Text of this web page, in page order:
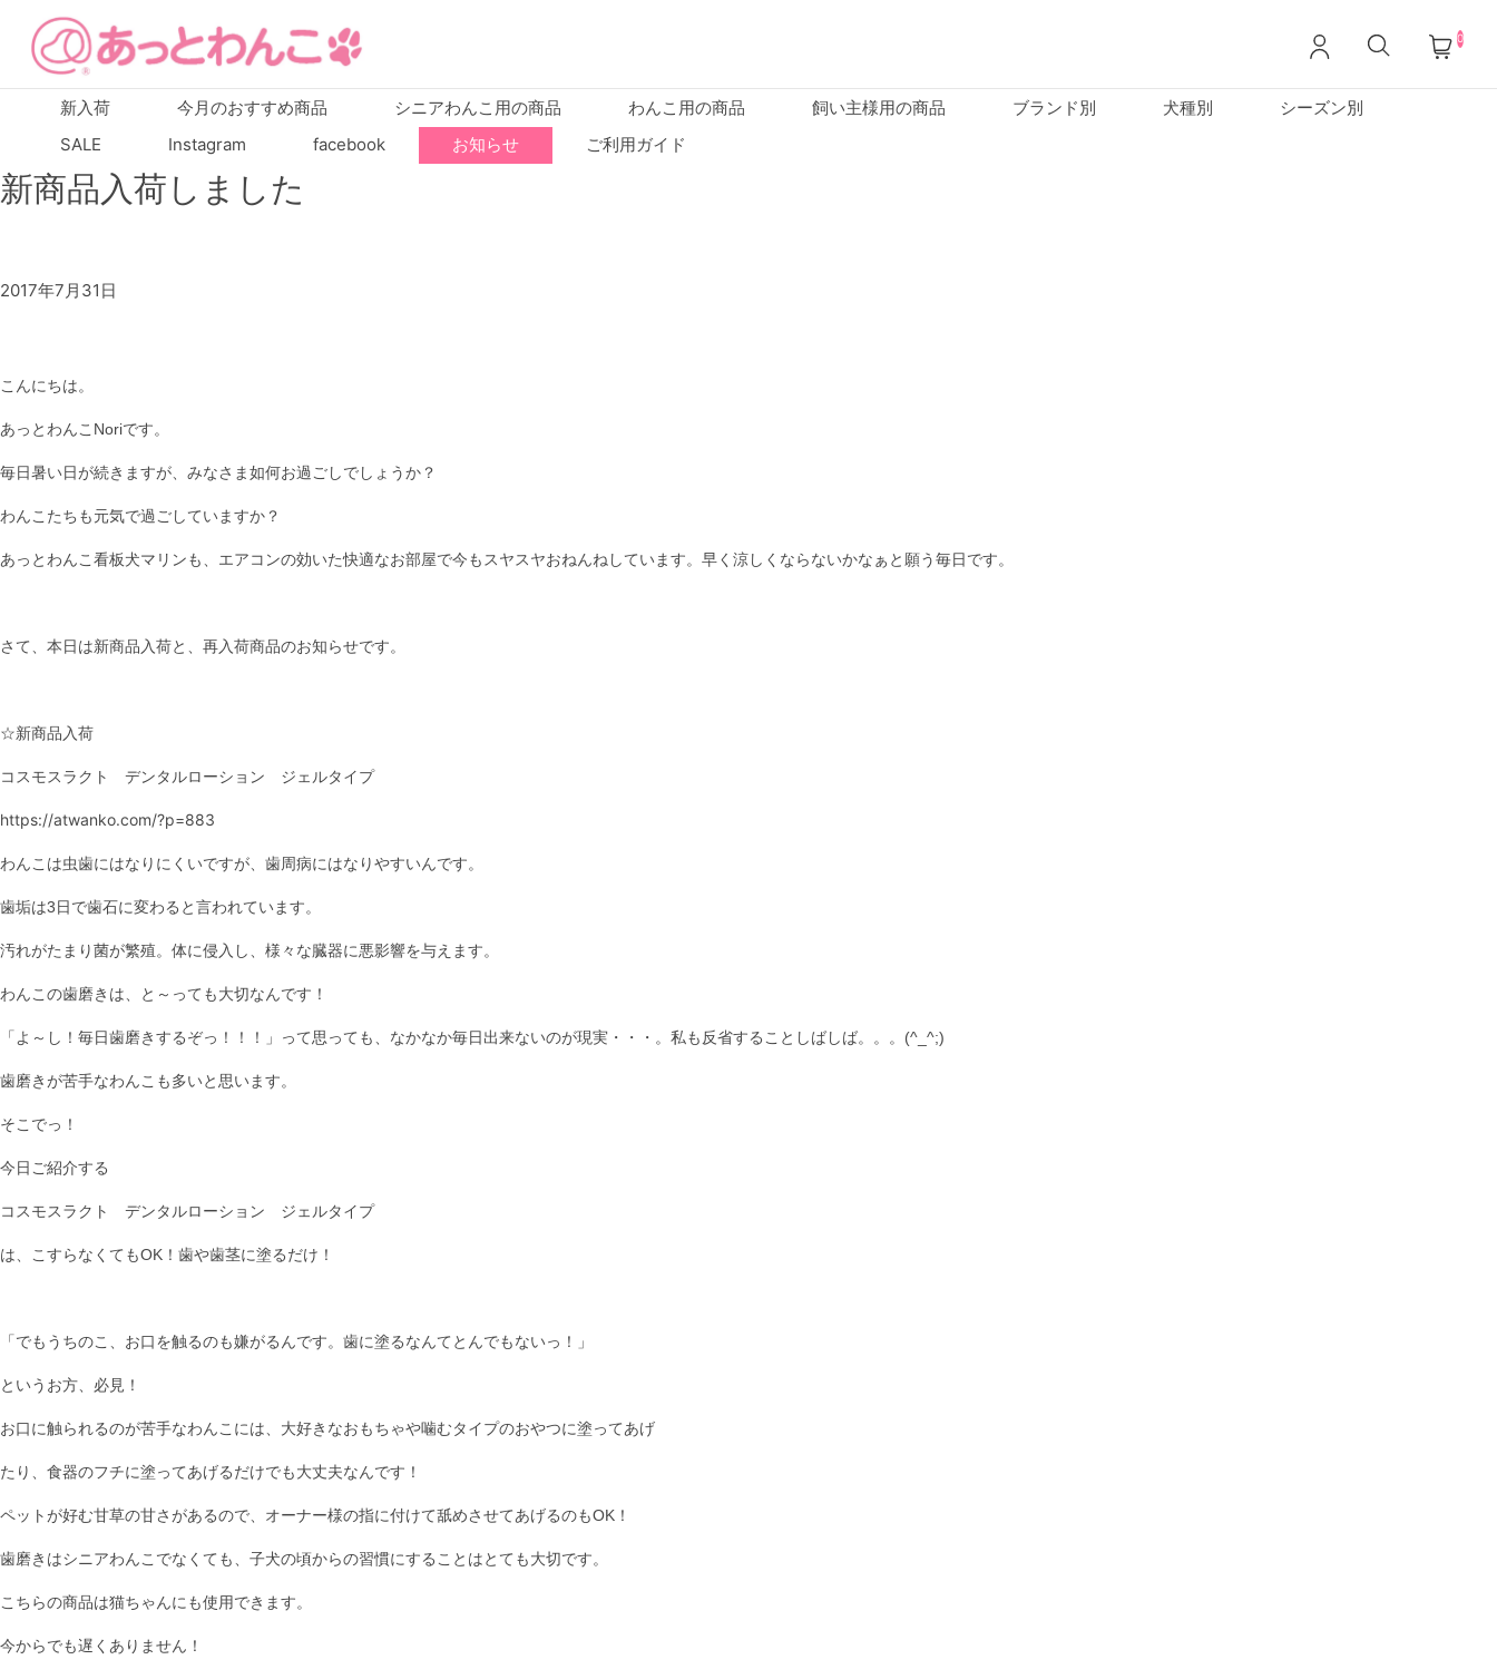
0
新入荷 今月のおすすめ商品 シニアわんこ用の商品 わんこ用の商品 飼い主様用の商品 ブランド別 犬種別
シーズン別
SALE
Instagram facebook お知らせ ご利用ガイド
新商品入荷しました
2017年7月31日
こんにちは。
あっとわんこNoriです。
毎日暑い日が続きますが、みなさま如何お過ごしでしょうか？
わんこたちも元気で過ごしていますか？
あっとわんこ看板犬マリンも、エアコンの効いた快適なお部屋で今もスヤスヤおねんねしています。早く涼しくならないかなぁと願う毎日です。
さて、本日は新商品入荷と、再入荷商品のお知らせです。
☆新商品入荷
コスモスラクト デンタルローション ジェルタイプ
https://atwanko.com/?p=883
わんこは虫歯にはなりにくいですが、歯周病にはなりやすいんです。
歯垢は3日で歯石に変わると言われています。
汚れがたまり菌が繁殖。体に侵入し、様々な臓器に悪影響を与えます。
わんこの歯磨きは、と～っても大切なんです！
「よ～し！毎日歯磨きするぞっ！！！」って思っても、なかなか毎日出来ないのが現実・・・。私も反省することしばしば。。。(^_^;)
歯磨きが苦手なわんこも多いと思います。
そこでっ！
今日ご紹介する
コスモスラクト デンタルローション ジェルタイプ
は、こすらなくてもOK！歯や歯茎に塗るだけ！
「でもうちのこ、お口を触るのも嫌がるんです。歯に塗るなんてとんでもないっ！」
というお方、必見！
お口に触られるのが苦手なわんこには、大好きなおもちゃや噛むタイプのおやつに塗ってあげ
たり、食器のフチに塗ってあげるだけでも大丈夫なんです！
ペットが好む甘草の甘さがあるので、オーナー様の指に付けて舐めさせてあげるのもOK！
歯磨きはシニアわんこでなくても、子犬の頃からの習慣にすることはとても大切です。
こちらの商品は猫ちゃんにも使用できます。
今からでも遅くありません！